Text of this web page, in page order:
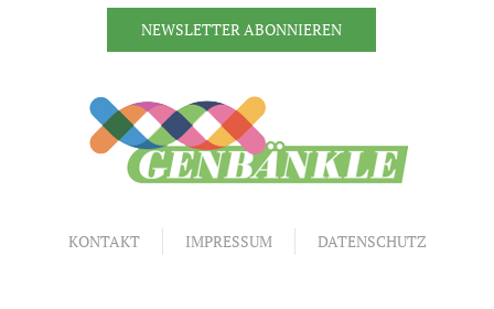
NEWSLETTER ABONNIEREN
KONTAKT IMPRESSUM DATENSCHUTZ